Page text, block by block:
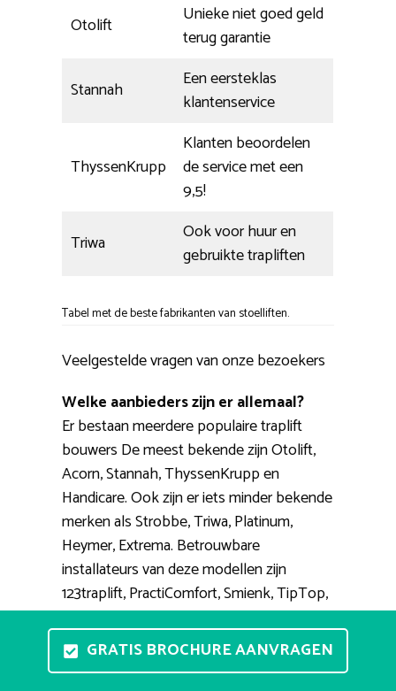
Otolift
Unieke niet goed geld
terug garantie
Stannah
Een eersteklas
klantenservice
ThyssenKrupp
Klanten beoordelen
de service met een
9,5!
Triwa
Ook voor huur en
gebruikte trapliften
Tabel met de beste fabrikanten van stoelliften.
Veelgestelde vragen van onze bezoekers
Welke aanbieders zijn er allemaal?
Er bestaan meerdere populaire traplift
bouwers De meest bekende zijn Otolift,
Acorn, Stannah, ThyssenKrupp en
Handicare. Ook zijn er iets minder bekende
merken als Strobbe, Triwa, Platinum,
Heymer, Extrema. Betrouwbare
installateurs van deze modellen zijn
123traplift, PractiComfort, Smienk, TipTop,
RecentLift.
Kan ik vrijblijvend een traplift
GRATIS BROCHURE AANVRAGEN